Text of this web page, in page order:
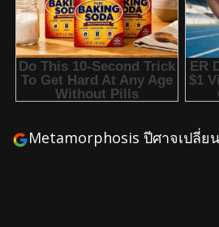
Metamorphosis ปีศาจเปลี่ย